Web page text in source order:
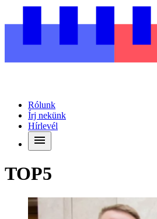
Rólunk
Írj nekünk
Hírlevél
TOP5